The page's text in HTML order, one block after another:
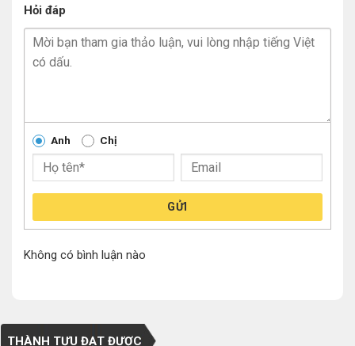
Hỏi đáp
Anh Chị
GỬI
Không có bình luận nào
THÀNH TỰU ĐẠT ĐƯỢC